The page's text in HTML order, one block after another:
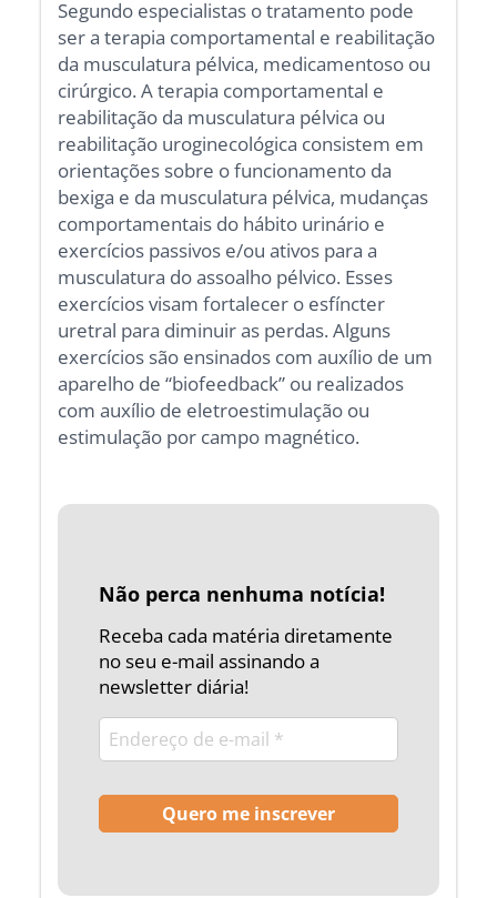
Segundo especialistas o tratamento pode
ser a terapia comportamental e reabilitação
da musculatura pélvica, medicamentoso ou
cirúrgico. A terapia comportamental e
reabilitação da musculatura pélvica ou
reabilitação uroginecológica consistem em
orientações sobre o funcionamento da
bexiga e da musculatura pélvica, mudanças
comportamentais do hábito urinário e
exercícios passivos e/ou ativos para a
musculatura do assoalho pélvico. Esses
exercícios visam fortalecer o esfíncter
uretral para diminuir as perdas. Alguns
exercícios são ensinados com auxílio de um
aparelho de “biofeedback” ou realizados
com auxílio de eletroestimulação ou
estimulação por campo magnético.
Não perca nenhuma notícia!
Receba cada matéria diretamente
no seu e-mail assinando a
newsletter diária!